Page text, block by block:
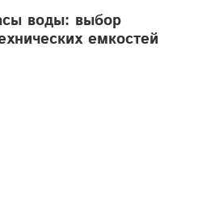
воды: выбор
емкостей